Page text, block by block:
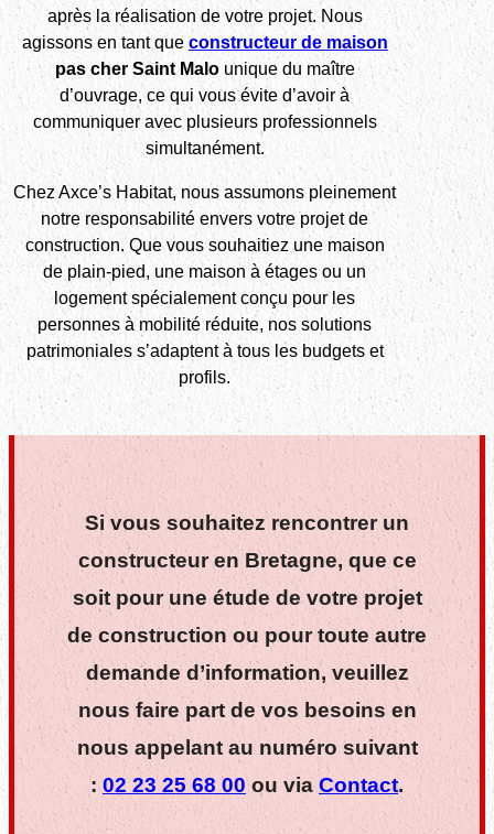
après la réalisation de votre projet. Nous
agissons en tant que constructeur de maison
pas cher Saint Malounique du maître
d’ouvrage, ce qui vous évite d’avoir à
communiquer avec plusieurs professionnels
simultanément.
Chez Axce’s Habitat, nous assumons pleinement
notre responsabilité envers votre projet de
construction. Que vous souhaitiez une maison
de plain-pied, une maison à étages ou un
logement spécialement conçu pour les
personnes à mobilité réduite, nos solutions
patrimoniales s’adaptent à tous les budgets et
profils.
Si vous souhaitez rencontrer un
constructeur en Bretagne, que ce
soit pour une étude de votre projet
de construction ou pour toute autre
demande d’information, veuillez
nous faire part de vos besoins en
nous appelant au numéro suivant
: 02 23 25 68 00ou via Contact.